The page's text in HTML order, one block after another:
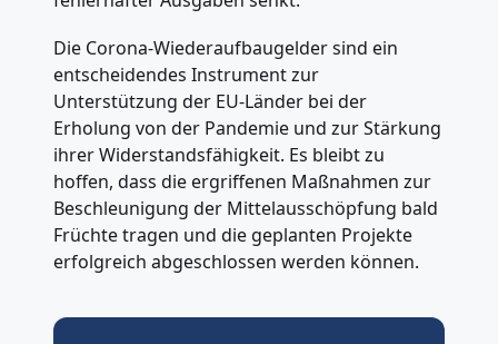
Die Corona-Wiederaufbaugelder sind ein
entscheidendes Instrument zur
Unterstützung der EU-Länder bei der
Erholung von der Pandemie und zur Stärkung
ihrer Widerstandsfähigkeit. Es bleibt zu
hoffen, dass die ergriffenen Maßnahmen zur
Beschleunigung der Mittelausschöpfung bald
Früchte tragen und die geplanten Projekte
erfolgreich abgeschlossen werden können.